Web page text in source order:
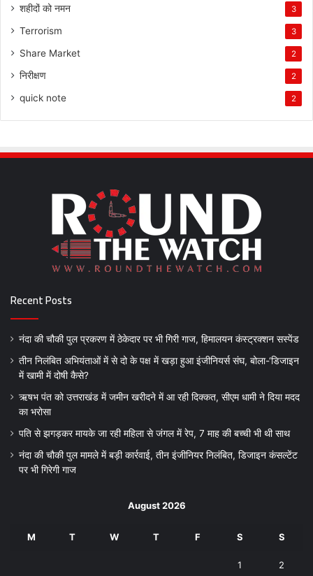
शहीदों को नमन 3
Terrorism 3
Share Market 2
निरीक्षण 2
quick note 2
Recent Posts
नंदा की चौकी पुल प्रकरण में ठेकेदार पर भी गिरी गाज, हिमालयन कंस्ट्रक्शन सस्पेंड
तीन निलंबित अभियंताओं में से दो के पक्ष में खड़ा हुआ इंजीनियर्स संघ, बोला-‘डिजाइन
में खामी में दोषी कैसे?
ऋषभ पंत को उत्तराखंड में जमीन खरीदने में आ रही दिक्कत, सीएम धामी ने दिया मदद
का भरोसा
पति से झगड़कर मायके जा रही महिला से जंगल में रेप, 7 माह की बच्ची भी थी साथ
नंदा की चौकी पुल मामले में बड़ी कार्रवाई, तीन इंजीनियर निलंबित, डिजाइन कंसल्टेंट
पर भी गिरेगी गाज
August 2026
M T W T F S S
1 2